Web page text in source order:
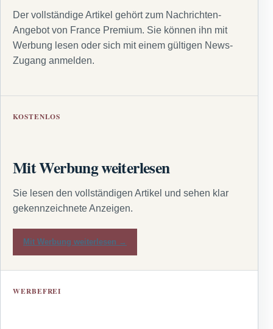
Der vollständige Artikel gehört zum Nachrichten-
Angebot von France Premium. Sie können ihn mit
Werbung lesen oder sich mit einem gültigen News-
Zugang anmelden.
KOSTENLOS
Mit Werbung weiterlesen
Sie lesen den vollständigen Artikel und sehen klar
gekennzeichnete Anzeigen.
Mit Werbung weiterlesen →
WERBEFREI